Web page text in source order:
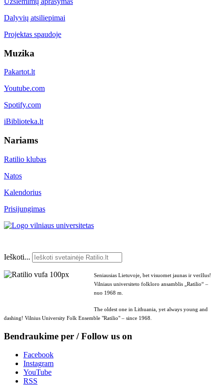
Dalyvių atsiliepimai
Projektas spaudoje
Muzika
Pakartot.lt
Youtube.com
Spotify.com
iBiblioteka.lt
Nariams
Ratilio klubas
Natos
Kalendorius
Prisijungimas
Ieškoti...
Seniausias Lietuvoje, bet visuomet jaunas ir veržlus!
Vilniaus universiteto folkloro ansamblis „Ratilio“ –
nuo 1968 m.
The oldest one in Lithuania, yet always young and
dashing! Vilnius University Folk Ensemble "Ratilio" – since 1968.
Bendraukime per / Follow us on
Facebook
Instagram
YouTube
RSS